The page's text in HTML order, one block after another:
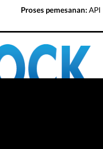
Proses pemesanan: API